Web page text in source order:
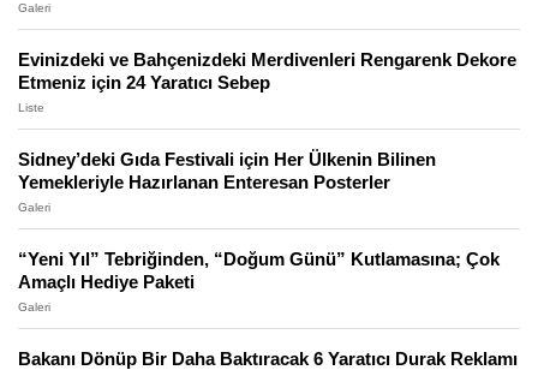
Galeri
Evinizdeki ve Bahçenizdeki Merdivenleri Rengarenk Dekore
Etmeniz için 24 Yaratıcı Sebep
Liste
Sidney’deki Gıda Festivali için Her Ülkenin Bilinen
Yemekleriyle Hazırlanan Enteresan Posterler
Galeri
“Yeni Yıl” Tebriğinden, “Doğum Günü” Kutlamasına; Çok
Amaçlı Hediye Paketi
Galeri
Bakanı Dönüp Bir Daha Baktıracak 6 Yaratıcı Durak Reklamı